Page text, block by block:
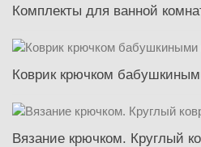
Комплекты для ванной
Коврик крючком
Вязание крючком. Круглый